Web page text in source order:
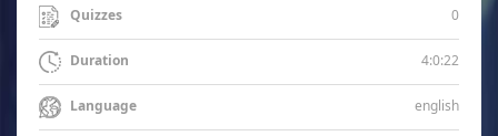
Quizzes 0
Duration 4:0:22
Language english